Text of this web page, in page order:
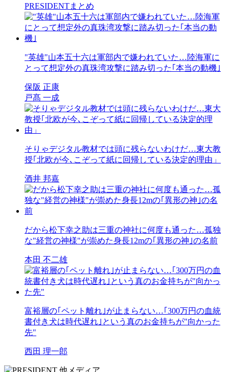
PRESIDENTまとめ
"英雄"山本五十六は軍部内で嫌われていた…陸海軍に
とって想定外の真珠湾攻撃に踏み切った｢本当の動機｣
保阪 正康
戸髙 一成
そりゃデジタル教材では頭に残らないわけだ…東大教
授｢北欧が今､こぞって紙に回帰している決定的理由」
酒井 邦嘉
だから松下幸之助は三重の神社に何度も通った…孤独
な"経営の神様"が崇めた身長12mの｢異形の神｣の名前
本田 不二雄
富裕層の｢ペット離れ｣が止まらない…｢300万円の血統
書付き犬は時代遅れ｣という真のお金持ちが"向かった
先"
西田 理一郎